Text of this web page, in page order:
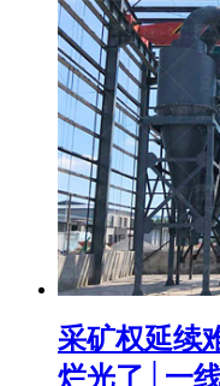
采矿权延续
烂光了│一